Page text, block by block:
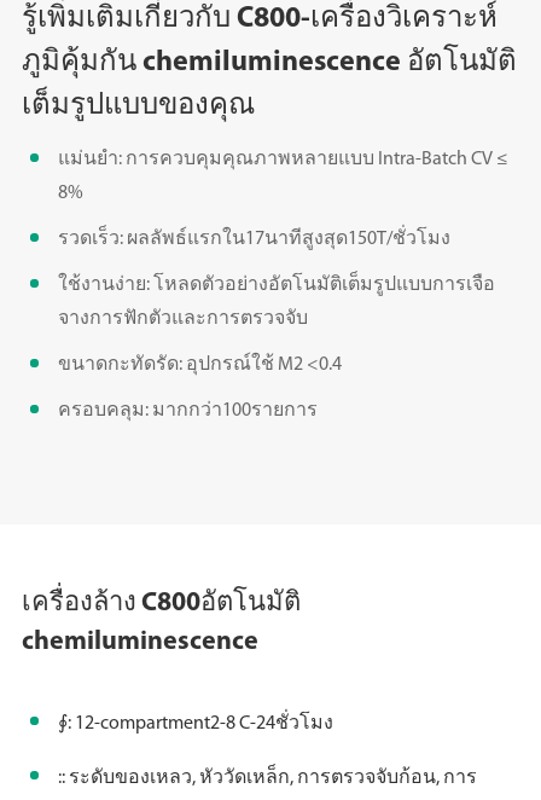
รู้เพิ่มเติมเกี่ยวกับ C800-เครื่องวิเคราะห์
ภูมิคุ้มกัน chemiluminescence อัตโนมัติ
เต็มรูปแบบของคุณ
แม่นยำ: การควบคุมคุณภาพหลายแบบ Intra-Batch CV ≤
8%
รวดเร็ว: ผลลัพธ์แรกใน17นาทีสูงสุด150T/ชั่วโมง
ใช้งานง่าย: โหลดตัวอย่างอัตโนมัติเต็มรูปแบบการเจือ
จางการฟักตัวและการตรวจจับ
ขนาดกะทัดรัด: อุปกรณ์ใช้ M2 <0.4
ครอบคลุม: มากกว่า100รายการ
เครื่องล้าง C800อัตโนมัติ
chemiluminescence
∮: 12-compartment2-8 C-24ชั่วโมง
:: ระดับของเหลว, หัววัดเหล็ก, การตรวจจับก้อน, การ